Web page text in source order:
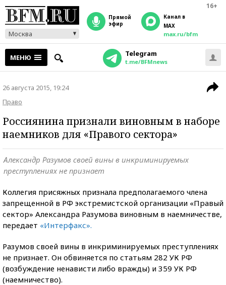
16+
Москва
прямой
эфир
Канал в
MAX
max.ru/bfm
МЕНЮ Telegram
t.me/BFMnews
26 августа 2015, 19:24
Право
Россиянина признали виновным в наборе
наемников для «Правого сектора»
Александр Разумов своей вины в инкриминируемых
преступлениях не признает
Коллегия присяжных признала предполагаемого члена
запрещенной в РФ экстремистской организации «Правый
сектор» Александра Разумова виновным в наемничестве,
передает «Интерфакс».
Разумов своей вины в инкриминируемых преступлениях
не признает. Он обвиняется по статьям 282 УК РФ
(возбуждение ненависти либо вражды) и 359 УК РФ
(наемничество).